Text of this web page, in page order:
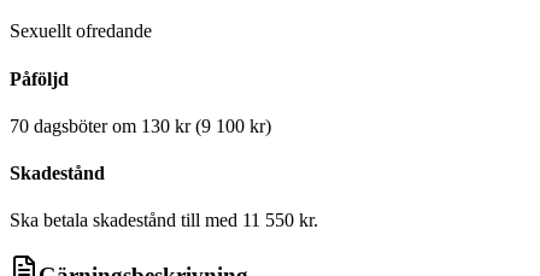
Sexuellt ofredande
Påföljd
70 dagsböter om 130 kr (9 100 kr)
Skadestånd
Ska betala skadestånd till med 11 550 kr.